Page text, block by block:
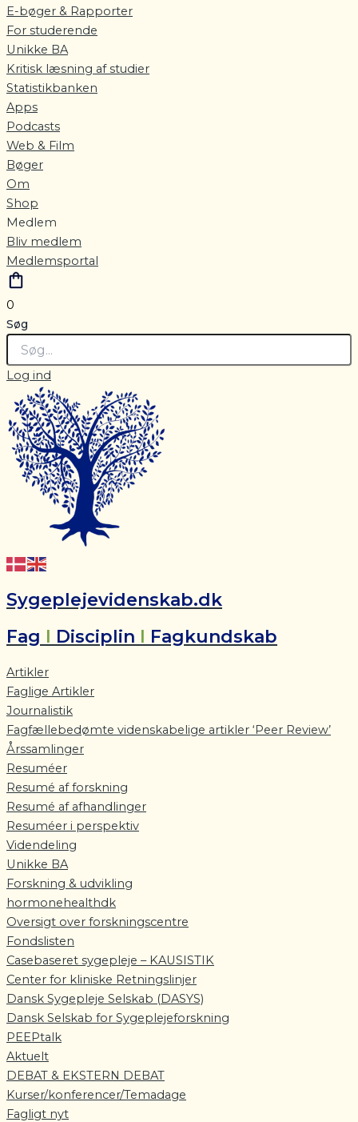
E-bøger & Rapporter
For studerende
Unikke BA
Kritisk læsning af studier
Statistikbanken
Apps
Podcasts
Web & Film
Bøger
Om
Shop
Medlem
Bliv medlem
Medlemsportal
0
Søg
Log ind
Sygeplejevidenskab.dk
Fag I Disciplin I Fagkundskab
Artikler
Faglige Artikler
Journalistik
Fagfællebedømte videnskabelige artikler ‘Peer Review’
Årssamlinger
Resuméer
Resumé af forskning
Resumé af afhandlinger
Resuméer i perspektiv
Videndeling
Unikke BA
Forskning & udvikling
hormonehealthdk
Oversigt over forskningscentre
Fondslisten
Casebaseret sygepleje – KAUSISTIK
Center for kliniske Retningslinjer
Dansk Sygepleje Selskab (DASYS)
Dansk Selskab for Sygeplejeforskning
PEEPtalk
Aktuelt
DEBAT & EKSTERN DEBAT
Kurser/konferencer/Temadage
Fagligt nyt